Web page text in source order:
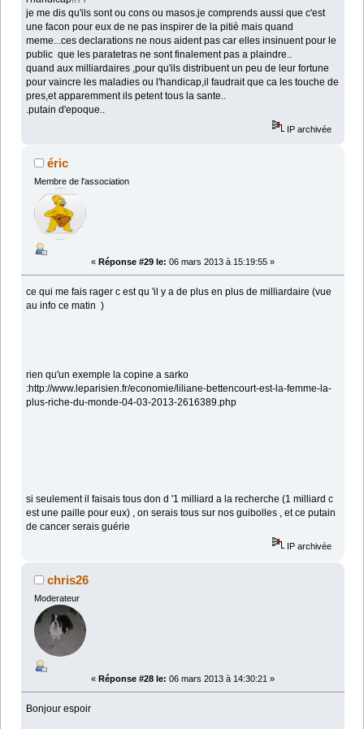
je me dis qu'ils sont ou cons ou masos.je comprends aussi que c'est
une facon pour eux de ne pas inspirer de la pitiè mais quand
meme...ces declarations ne nous aident pas car elles insinuent pour le
public que les paratetras ne sont finalement pas a plaindre..
quand aux milliardaires ,pour qu'ils distribuent un peu de leur fortune
pour vaincre les maladies ou l'handicap,il faudrait que ca les touche de
pres,et apparemment ils petent tous la sante..
.putain d'epoque..
IP archivée
éric
Membre de l'association
« Réponse #29 le: 06 mars 2013 à 15:19:55 »
ce qui me fais rager c est qu 'il y a de plus en plus de milliardaire (vue
au info ce matin )
rien qu'un exemple la copine a sarko
:http://www.leparisien.fr/economie/liliane-bettencourt-est-la-femme-la-
plus-riche-du-monde-04-03-2013-2616389.php
si seulement il faisais tous don d '1 milliard a la recherche (1 milliard c
est une paille pour eux) , on serais tous sur nos guibolles , et ce putain
de cancer serais guérie
IP archivée
chris26
Moderateur
« Réponse #28 le: 06 mars 2013 à 14:30:21 »
Bonjour espoir